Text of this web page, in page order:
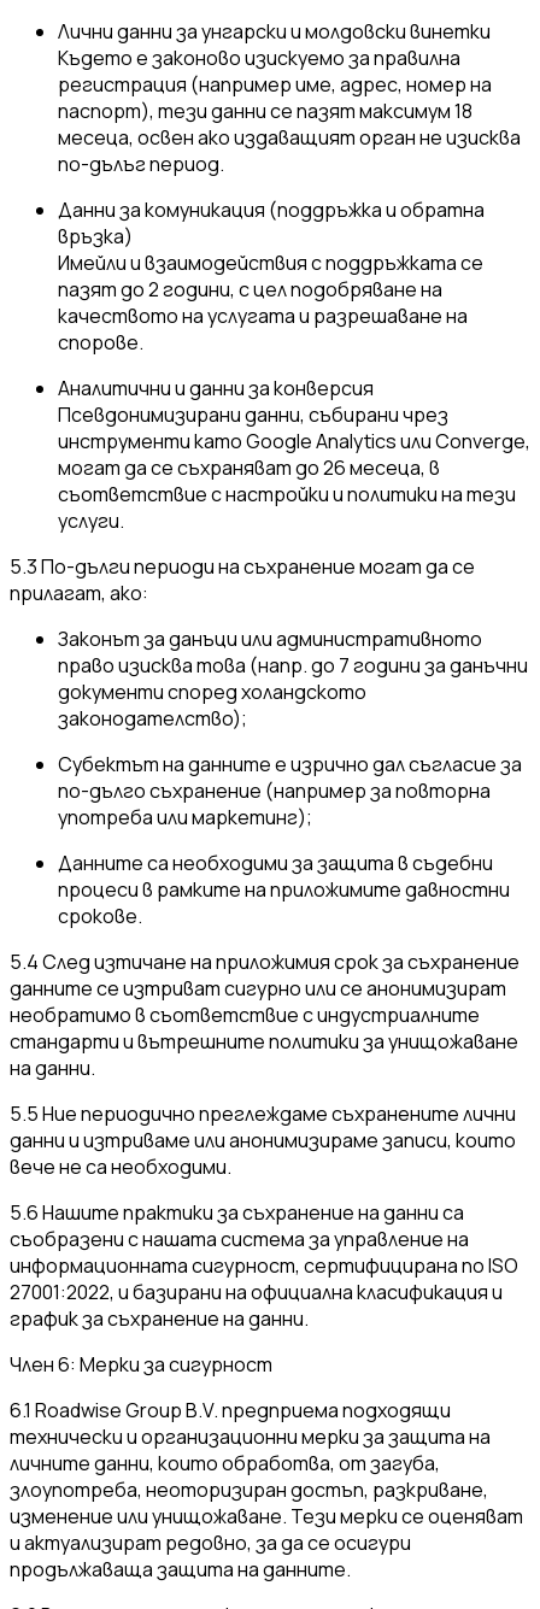
Лични данни за унгарски и молдовски винетки
Където е законово изискуемо за правилна
регистрация (например име, адрес, номер на
паспорт), тези данни се пазят максимум 18
месеца, освен ако издаващият орган не изисква
по-дълъг период.
Данни за комуникация (поддръжка и обратна
връзка)
Имейли и взаимодействия с поддръжката се
пазят до 2 години, с цел подобряване на
качеството на услугата и разрешаване на
спорове.
Аналитични и данни за конверсия
Псевдонимизирани данни, събирани чрез
инструменти като Google Analytics или Converge,
могат да се съхраняват до 26 месеца, в
съответствие с настройки и политики на тези
услуги.
5.3 По-дълги периоди на съхранение могат да се
прилагат, ако:
Законът за данъци или административното
право изисква това (напр. до 7 години за данъчни
документи според холандското
законодателство);
Субектът на данните е изрично дал съгласие за
по-дълго съхранение (например за повторна
употреба или маркетинг);
Данните са необходими за защита в съдебни
процеси в рамките на приложимите давностни
срокове.
5.4 След изтичане на приложимия срок за съхранение
данните се изтриват сигурно или се анонимизират
необратимо в съответствие с индустриалните
стандарти и вътрешните политики за унищожаване
на данни.
5.5 Ние периодично преглеждаме съхранените лични
данни и изтриваме или анонимизираме записи, които
вече не са необходими.
5.6 Нашите практики за съхранение на данни са
съобразени с нашата система за управление на
информационната сигурност, сертифицирана по ISO
27001:2022, и базирани на официална класификация и
график за съхранение на данни.
Член 6: Мерки за сигурност
6.1 Roadwise Group B.V. предприема подходящи
технически и организационни мерки за защита на
личните данни, които обработва, от загуба,
злоупотреба, неоторизиран достъп, разкриване,
изменение или унищожаване. Тези мерки се оценяват
и актуализират редовно, за да се осигури
продължаваща защита на данните.